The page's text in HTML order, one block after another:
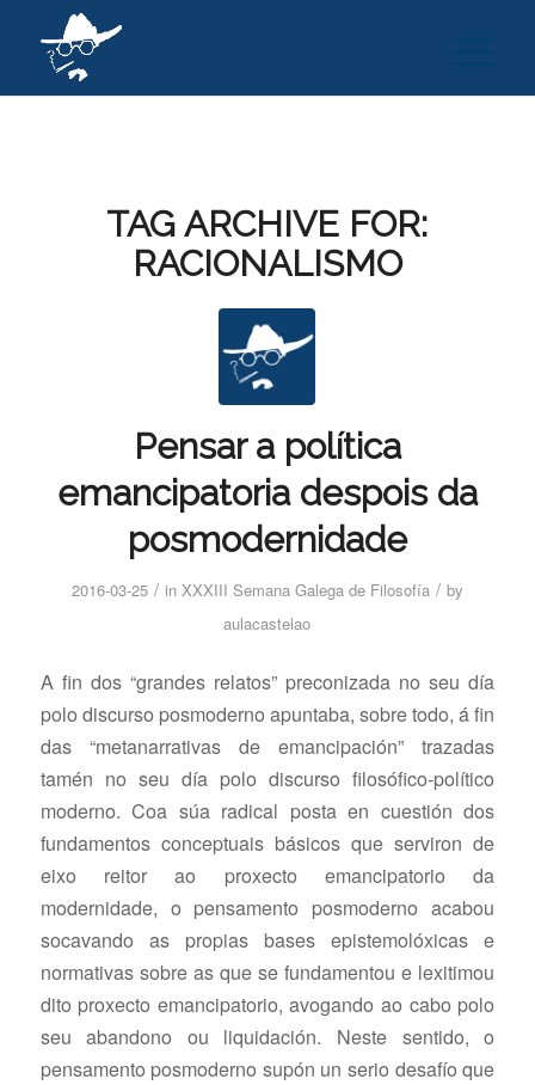
TAG ARCHIVE FOR:
RACIONALISMO
Pensar a política
emancipatoria despois da
posmodernidade
2016-03-25 / in XXXIII Semana Galega de Filosofía / by
aulacastelao
A fin dos “grandes relatos” preconizada no seu día
polo discurso posmoderno apuntaba, sobre todo, á fin
das “metanarrativas de emancipación” trazadas
tamén no seu día polo discurso filosófico-político
moderno. Coa súa radical posta en cuestión dos
fundamentos conceptuais básicos que serviron de
eixo reitor ao proxecto emancipatorio da
modernidade, o pensamento posmoderno acabou
socavando as propias bases epistemolóxicas e
normativas sobre as que se fundamentou e lexitimou
dito proxecto emancipatorio, avogando ao cabo polo
seu abandono ou liquidación. Neste sentido, o
pensamento posmoderno supón un serio desafío que